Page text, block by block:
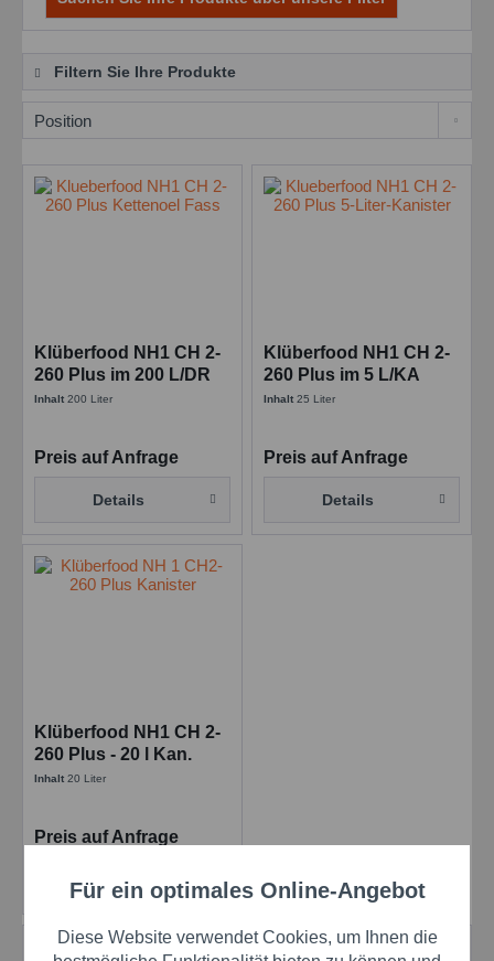
Filtern Sie Ihre Produkte
Klüberfood NH1 CH 2-
260 Plus im 200 L/DR
Hochtemperatur-
Inhalt200 Liter
Preis auf Anfrage
Details
Klüberfood NH1 CH 2-
260 Plus im 5 L/KA
Hochtemperatur-
Inhalt25 Liter
Preis auf Anfrage
Details
Klüberfood NH1 CH 2-
260 Plus - 20 l Kan.
Hochtemperatur-
Inhalt20 Liter
Preis auf Anfrage
Details
Funktionale Aktiv
Für ein optimales Online-Angebot
Diese Website verwendet Cookies, um Ihnen die